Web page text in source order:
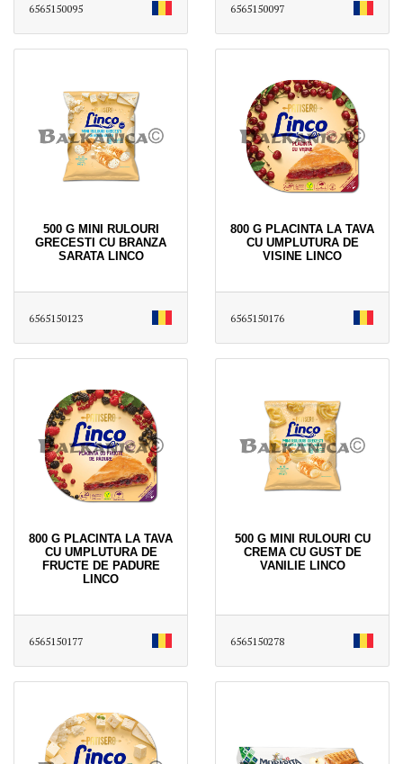
6565150095 6565150097
500 G MINI RULOURI
GRECESTI CU BRANZA
SARATA LINCO
6565150123
800 G PLACINTA LA TAVA
CU UMPLUTURA DE
VISINE LINCO
6565150176
800 G PLACINTA LA TAVA
CU UMPLUTURA DE
FRUCTE DE PADURE
LINCO
6565150177
500 G MINI RULOURI CU
CREMA CU GUST DE
VANILIE LINCO
6565150278